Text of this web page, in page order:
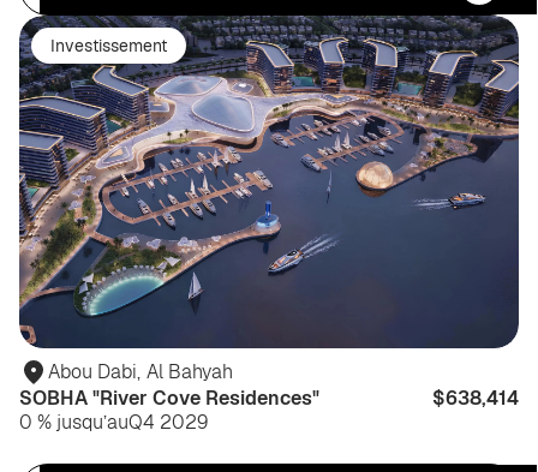
Investissement
Abou Dabi, Al Bahyah
SOBHA "River Cove Residences"
$638,414
0 % jusqu’auQ4 2029